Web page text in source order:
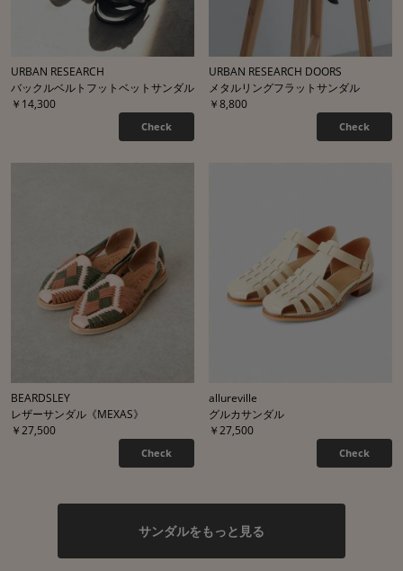
URBAN RESEARCH
バックルベルトフットベットサンダル
￥14,300
Check
URBAN RESEARCH DOORS
メタルリングフラットサンダル
￥8,800
Check
BEARDSLEY
レザーサンダル《MEXAS》
￥27,500
Check
allureville
グルカサンダル
￥27,500
Check
サンダルをもっと見る